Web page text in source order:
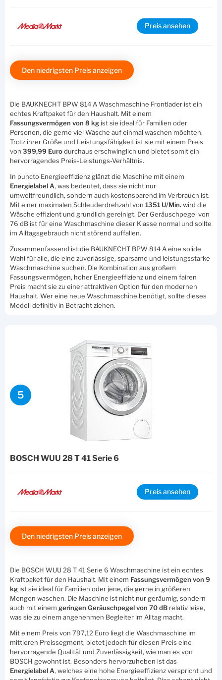
Preis ansehen
Den niedrigsten Preis anzeigen
Die BAUKNECHT BPW 814 A Waschmaschine Frontlader ist ein
echtes Kraftpaket für den Haushalt. Mit einem
Fassungsvermögen von 8 kg ist sie ideal für Familien oder
Personen, die gerne viel Wäsche auf einmal waschen möchten.
Trotz ihrer Größe und Leistungsfähigkeit ist sie mit einem Preis
von 399,99 Eurodurchaus erschwinglich und bietet somit ein
hervorragendes Preis-Leistungs-Verhältnis.
In puncto Energieeffizienz glänzt die Maschine mit einem
Energielabel A, was bedeutet, dass sie nicht nur
umweltfreundlich, sondern auch kostensparend im Verbrauch ist.
Mit einer maximalen Schleuderdrehzahl von 1351 U/Min.wird die
Wäsche effizient und gründlich gereinigt. Der Geräuschpegel von
76 dB ist für eine Waschmaschine dieser Klasse normal und sollte
im Alltagsgebrauch nicht störend auffallen.
Zusammenfassend ist die BAUKNECHT BPW 814 A eine solide
Wahl für alle, die eine zuverlässige, sparsame und leistungsstarke
Waschmaschine suchen. Die Kombination aus großem
Fassungsvermögen, hoher Energieeffizienz und einem fairen
Preis macht sie zu einer attraktiven Option für den modernen
Haushalt. Wer eine neue Waschmaschine benötigt, sollte dieses
Modell definitiv in Betracht ziehen.
5
BOSCH WUU 28 T 41 Serie 6
Preis ansehen
Den niedrigsten Preis anzeigen
Die BOSCH WUU 28 T 41 Serie 6 Waschmaschine ist ein echtes
Kraftpaket für den Haushalt. Mit einem Fassungsvermögen von 9
kg ist sie ideal für Familien oder jene, die gerne in größeren
Mengen waschen. Die Maschine ist nicht nur geräumig, sondern
auch mit einem geringen Geräuschpegel von 70 dB relativ leise,
was sie zu einem angenehmen Begleiter im Alltag macht.
Mit einem Preis von 797,12 Euro liegt die Waschmaschine im
mittleren Preissegment, bietet jedoch für diesen Preis eine
hervorragende Qualität und Zuverlässigkeit, wie man es von
BOSCH gewohnt ist. Besonders hervorzuheben ist das
Energielabel A, welches eine hohe Energieeffizienz verspricht und